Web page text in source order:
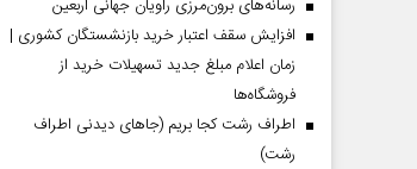
رسانه‌های برون‌مرزی راویان جهانی اربعین
افزایش سقف اعتبار خرید بازنشستگان کشوری |
زمان اعلام مبلغ جدید تسهیلات خرید از
فروشگاه‌ها
اطراف رشت کجا بریم (جاهای دیدنی اطراف
رشت)